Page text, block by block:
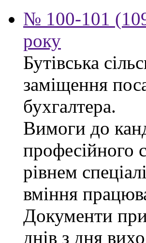
№ 100-101
року
Бутівська
заміщення
бухгалтера.
Вимоги до
професійного
рівнем
вміння
Документи
днів з дня